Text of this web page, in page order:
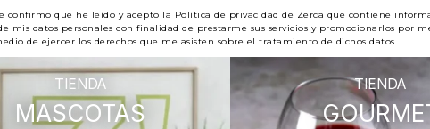
confirmo que he leído y acepto la Política de privacidad de Zerca que contiene
mis datos personales con finalidad de prestarme sus servicios y promocionarlos por
de ejercer los derechos que me asisten sobre el tratamiento de dichos datos.
TIENDA
MASCOTAS
TIENDA